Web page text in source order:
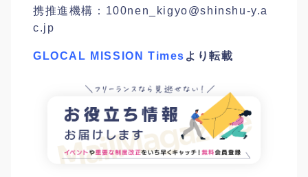
携推進機構： 100nen_kigyo@shinshu-y.a
c.jp
GLOCAL MISSION Times より転載